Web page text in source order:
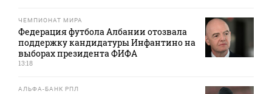
ЧЕМПИОНАТ МИРА
Федерация футбола Албании отозвала
поддержку кандидатуры Инфантино на
выборах президента ФИФА
13:18
АЛЬФА-БАНК РПЛ